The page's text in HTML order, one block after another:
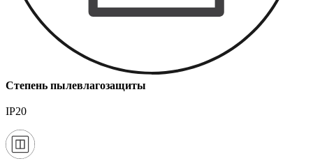
Степень пылевлагозащиты
IP20